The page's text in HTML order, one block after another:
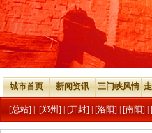
城市首页 新闻资讯 三门峡风情
[总站] [郑州] [开封] [洛阳] [南阳]